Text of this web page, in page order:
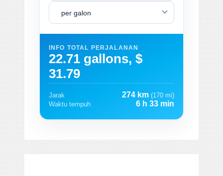
per galon
INFO TOTAL PERJALANAN
22.71 gallons, $
31.79
Jarak 274 km (170 mi)
Waktu tempuh
6 h 33 min